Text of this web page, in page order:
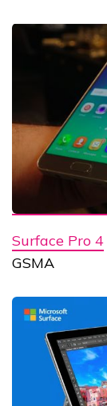
Surface Pro 4
GSMA